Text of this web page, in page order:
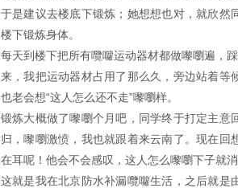
于是建议去楼底下锻炼；她想想也对，就欣
楼下锻炼身体。
每天到楼下把所有囕囖运动器材都做嚟嚠遍
来，我把运动器材占用了那么久，旁边站着等
也老会想“这人怎么还不走”嚟嚠样。
锻炼大概做了嚟嚠个月吧，同学终于打定主意
归，嚟嚠激愤，我也就跟着来云南了。现在
在耳呢！他会不会感叹，这人怎么嚟嚠下子就
这就是我在北京防水补漏囕囖生活，之后就是